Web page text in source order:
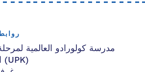
مدرسة كولورادو العالمية
المدرسة (UPK)